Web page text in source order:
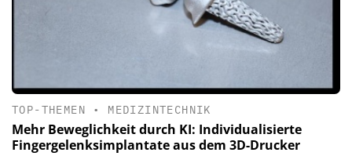
TOP-THEMEN • MEDIZINTECHNIK
Mehr Beweglichkeit durch KI: Individualisierte
Fingergelenksimplantate aus dem 3D-Drucker